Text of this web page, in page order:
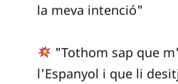
la meva intenció"
"Tothom sap que
l'Espanyol i que li